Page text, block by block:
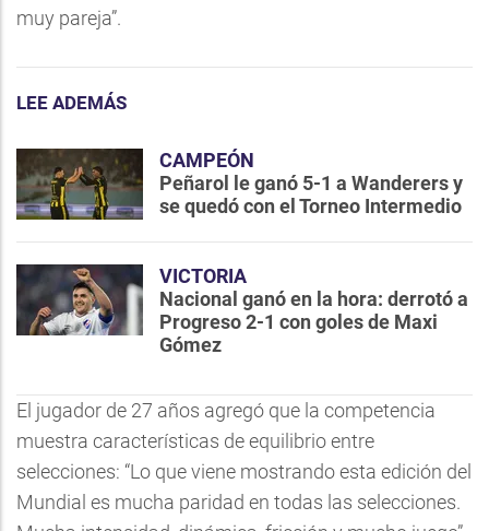
muy pareja”.
LEE ADEMÁS
CAMPEÓN
Peñarol le ganó 5-1 a Wanderers y
se quedó con el Torneo Intermedio
VICTORIA
Nacional ganó en la hora: derrotó a
Progreso 2-1 con goles de Maxi
Gómez
El jugador de 27 años agregó que la competencia
muestra características de equilibrio entre
selecciones: “Lo que viene mostrando esta edición del
Mundial es mucha paridad en todas las selecciones.